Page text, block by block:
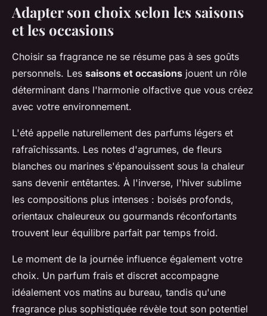
Adapter son choix selon les saisons
et les occasions
Choisir sa fragrance ne se résume pas à ses goûts
personnels. Les saisons et occasions jouent un rôle
déterminant dans l'harmonie olfactive que vous créez
avec votre environnement.
L'été appelle naturellement des parfums légers et
rafraîchissants. Les notes d'agrumes, de fleurs
blanches ou marines s'épanouissent sous la chaleur
sans devenir entêtantes. À l'inverse, l'hiver sublime
les compositions plus intenses : boisés profonds,
orientaux chaleureux ou gourmands réconfortants
trouvent leur équilibre parfait par temps froid.
Le moment de la journée influence également votre
choix. Un parfum frais et discret accompagne
idéalement vos matins au bureau, tandis qu'une
fragrance plus sophistiquée révèle tout son potentiel